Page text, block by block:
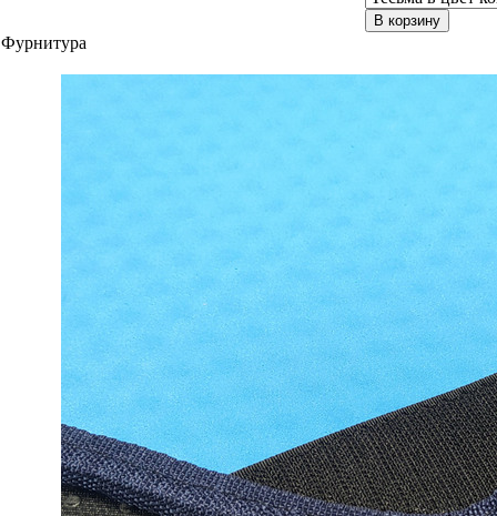
В корзину
Фурнитура